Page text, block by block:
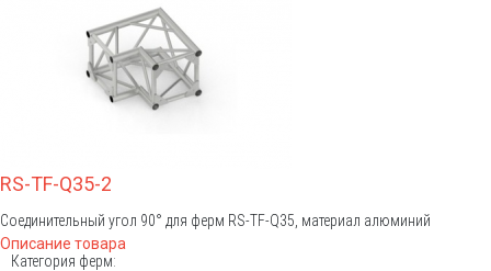
RS-TF-Q35-2
Соединительный угол 90° для ферм RS-TF-Q35, материал алюминий
Описание товара
Категория ферм: